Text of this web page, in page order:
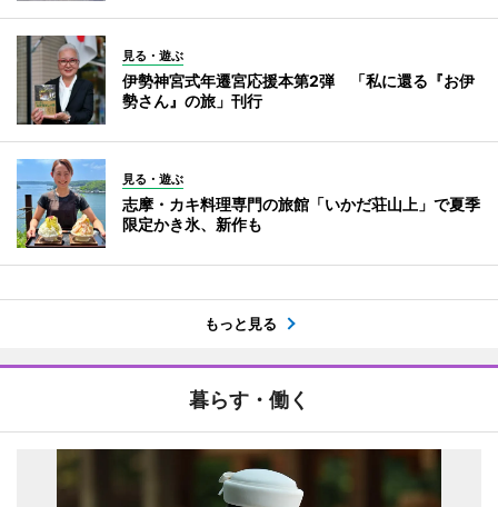
見る・遊ぶ
伊勢神宮式年遷宮応援本第2弾 「私に還る『お伊
勢さん』の旅」刊行
見る・遊ぶ
志摩・カキ料理専門の旅館「いかだ荘山上」で夏季
限定かき氷、新作も
もっと見る
暮らす・働く